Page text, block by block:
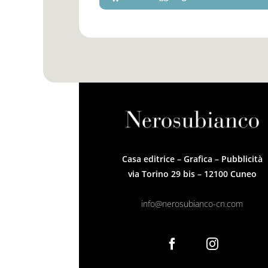
Casa editrice – Grafica – Pubblicità
via Torino 29 bis – 12100 Cuneo
info@nerosubianco-cn.com